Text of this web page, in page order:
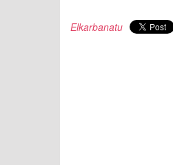
Elkarbanatu